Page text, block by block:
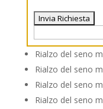
Rialzo del seno
Rialzo del seno
Rialzo del seno
Rialzo del seno